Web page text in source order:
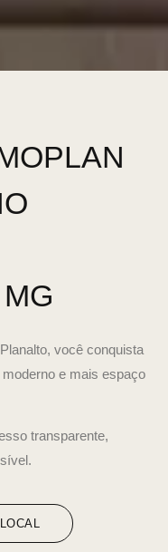
você conquista
e mais espaço
transparente,